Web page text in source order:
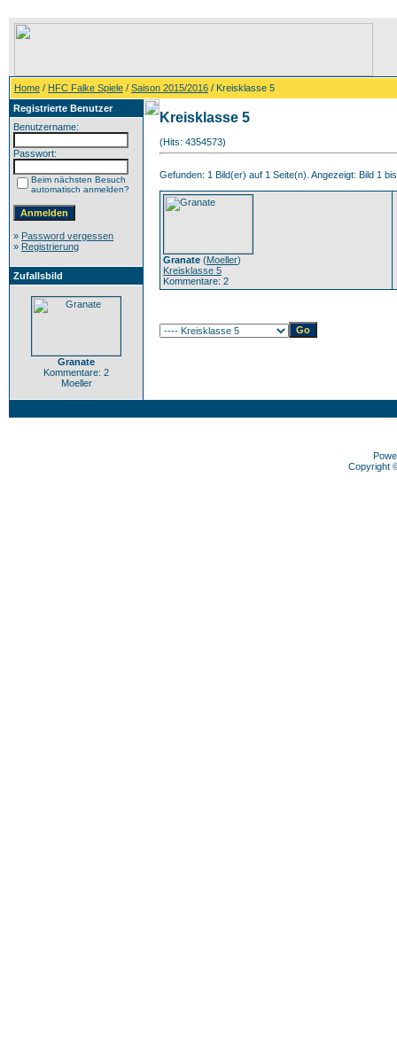
Home / HFC Falke Spiele / Saison 2015/2016 / Kreisklasse 5
Registrierte Benutzer
Benutzername:
Passwort:
Beim nächsten Besuch
automatisch anmelden?
» Password vergessen
» Registrierung
Zufallsbild
Granate
Kommentare: 2
Moeller
Kreisklasse 5
(Hits: 4354573)
Gefunden: 1 Bild(er) auf 1 Seite(n). Angezeigt: Bild 1
Granate (Moeller)
Kreisklasse 5
Kommentare: 2
Copyright